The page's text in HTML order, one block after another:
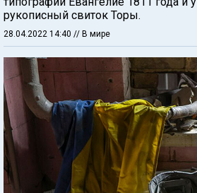
рукописный свиток Торы.
28.04.2022 14:40 // В мире